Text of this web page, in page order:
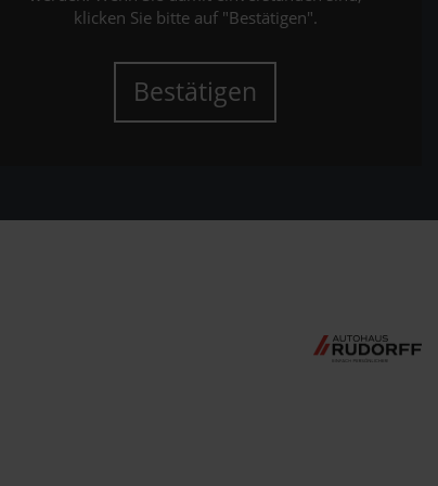
klicken Sie bitte auf "Bestätigen".
Bestätigen